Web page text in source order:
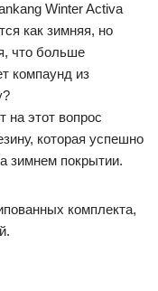
Winter Activa
как зимняя, но
что больше
компаунд из
на этот вопрос
которая успешно
зимнем покрытии.
комплекта,